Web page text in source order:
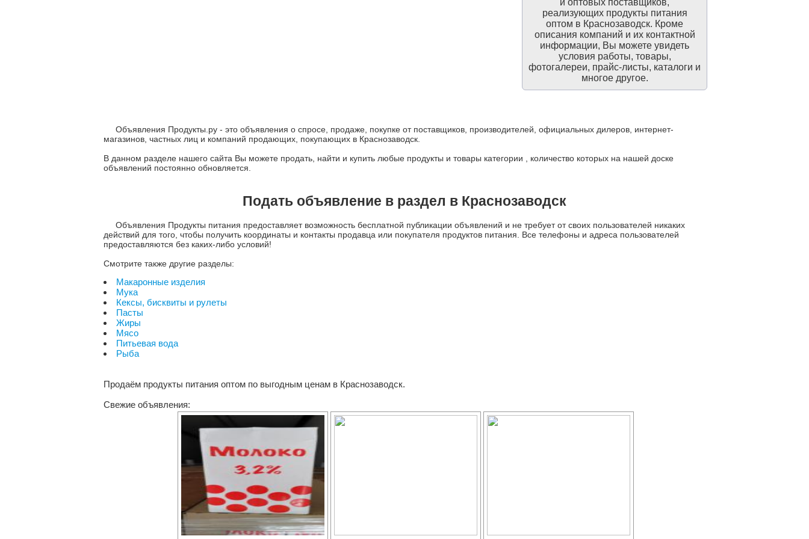
и оптовых поставщиков,
реализующих продукты питания
оптом в Краснозаводск. Кроме
описания компаний и их контактной
информации, Вы можете увидеть
условия работы, товары,
фотогалереи, прайс-листы, каталоги и
многое другое.
Объявления Продукты.ру - это объявления о спросе, продаже, покупке от поставщиков, производителей, официальных дилеров, интернет-
магазинов, частных лиц и компаний продающих, покупающих в Краснозаводск.
В данном разделе нашего сайта Вы можете продать, найти и купить любые продукты и товары категории , количество которых на нашей доске
объявлений постоянно обновляется.
Подать объявление в раздел в Краснозаводск
Объявления Продукты питания предоставляет возможность бесплатной публикации объявлений и не требует от своих пользователей никаких
действий для того, чтобы получить координаты и контакты продавца или покупателя продуктов питания. Все телефоны и адреса пользователей
предоставляются без каких-либо условий!
Смотрите также другие разделы:
Макаронные изделия
Мука
Кексы, бисквиты и рулеты
Пасты
Жиры
Мясо
Питьевая вода
Рыба
Продаём продукты питания оптом по выгодным ценам в Краснозаводск.
Свежие объявления: